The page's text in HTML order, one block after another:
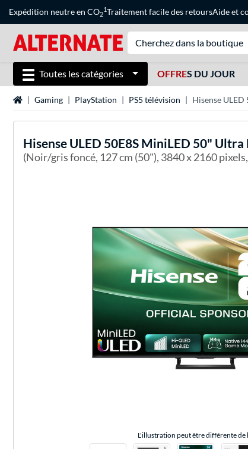
Expédition neutre en CO2
1Traitement facile des retoursAideet
Toutes les catégories OFFRES DU JOUR
Page d'accueil
Gaming PlayStation PS5 télévision Hisense
Hisense ULED 50E8S MiniLED 50" Ultra
(Noir/gris foncé, 127 cm (50"), 3840 x 2160
L'illustration peut être différente de